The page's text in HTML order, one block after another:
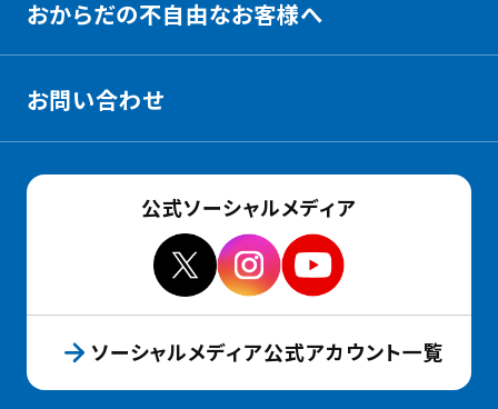
おからだの不自由なお客様へ
お問い合わせ
公式ソーシャルメディア
ソーシャルメディア公式アカウント一覧